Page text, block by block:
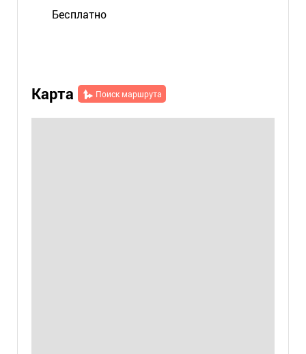
Бесплатно
Карта Поиск маршрута